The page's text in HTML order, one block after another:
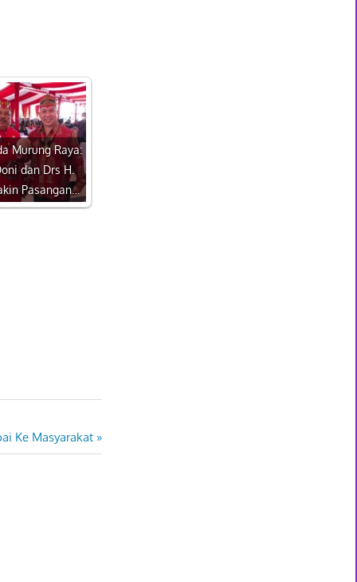
Murung Raya:
dan Drs H.
Pasangan…
Ke Masyarakat